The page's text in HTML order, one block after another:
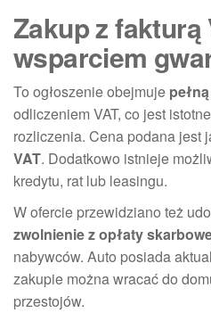
Zakup z fakturą
wsparciem
To ogłoszenie obejmuje
odliczeniem VAT, co jest
rozliczenia. Cena podana jest
VAT. Dodatkowo istnieje
kredytu, rat lub leasingu.
W ofercie przewidziano też
zwolnienie z opłaty
nabywców. Auto posiada
zakupie można wracać do
przestojów.